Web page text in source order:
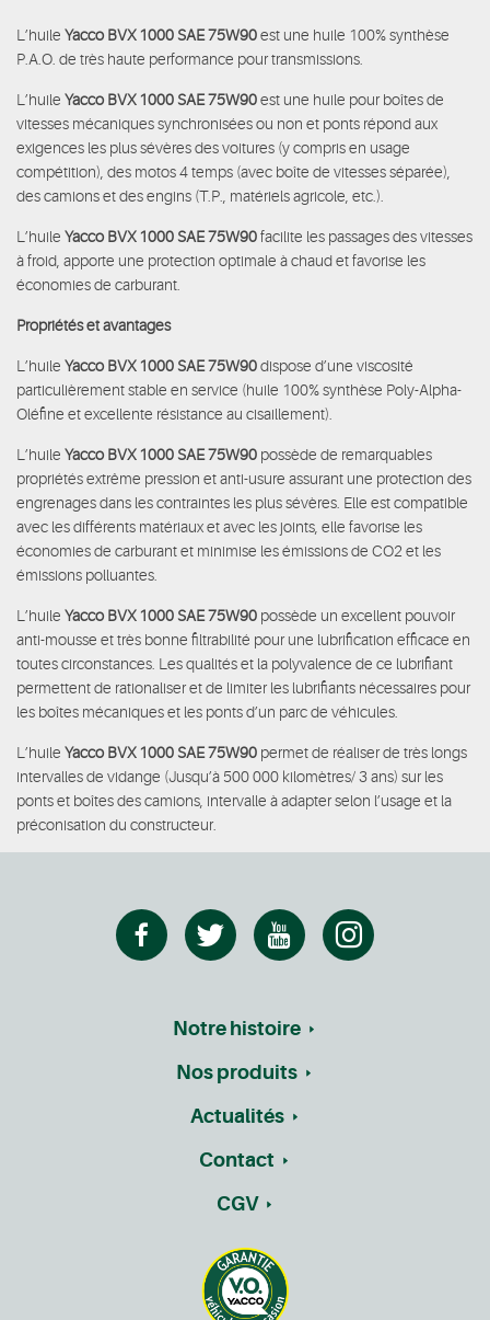
L’huile Yacco BVX 1000 SAE 75W90est une huile 100% synthèse
P.A.O. de très haute performance pour transmissions.
L’huile Yacco BVX 1000 SAE 75W90est une huile pour boîtes de
vitesses mécaniques synchronisées ou non et ponts répond aux
exigences les plus sévères des voitures (y compris en usage
compétition), des motos 4 temps (avec boîte de vitesses séparée),
des camions et des engins (T.P., matériels agricole, etc.).
L’huile Yacco BVX 1000 SAE 75W90facilite les passages des vitesses
à froid, apporte une protection optimale à chaud et favorise les
économies de carburant.
Propriétés et avantages
L’huile Yacco BVX 1000 SAE 75W90dispose d’une viscosité
particulièrement stable en service (huile 100% synthèse Poly-Alpha-
Oléfine et excellente résistance au cisaillement).
L’huile Yacco BVX 1000 SAE 75W90 possède de remarquables
propriétés extrême pression et anti-usure assurant une protection des
engrenages dans les contraintes les plus sévères. Elle est compatible
avec les différents matériaux et avec les joints, elle favorise les
économies de carburant et minimise les émissions de CO2 et les
émissions polluantes.
L’huile Yacco BVX 1000 SAE 75W90 possède un excellent pouvoir
anti-mousse et très bonne filtrabilité pour une lubrification efficace en
toutes circonstances. Les qualités et la polyvalence de ce lubrifiant
permettent de rationaliser et de limiter les lubrifiants nécessaires pour
les boîtes mécaniques et les ponts d’un parc de véhicules.
L’huile Yacco BVX 1000 SAE 75W90 permet de réaliser de très longs
intervalles de vidange (Jusqu’à 500 000 kilomètres/ 3 ans) sur les
ponts et boîtes des camions, intervalle à adapter selon l’usage et la
préconisation du constructeur.
Notre histoire
Nos produits
Actualités
Contact
CGV